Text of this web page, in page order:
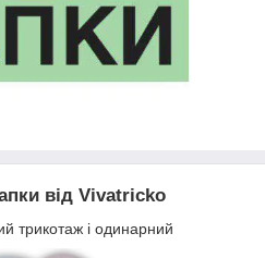
від Vivatricko
трикотаж і одинарний